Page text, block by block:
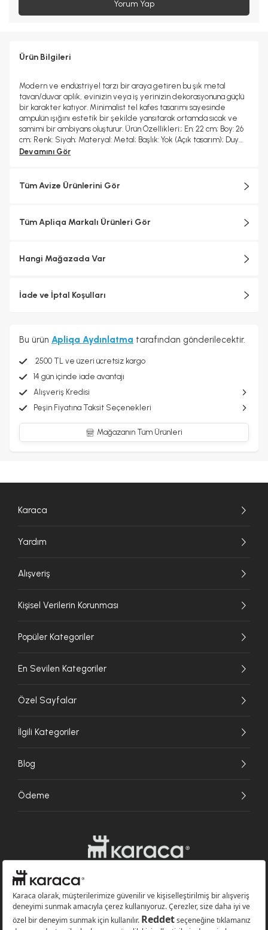
Yorum Yap
Ürün Bilgileri
Modern ve endüstriyel tarzı bir araya getiren bu şık metal
tavan/duvar aplik, evinizin veya iş yerinizin dekorasyonuna güçlü
bir karakter katıyor. Minimalist tel kafes tasarımı sayesinde
ampulün ışığını estetik bir şekilde yansıtarak ortamda sıcak ve
samimi bir ambiyans oluşturur. Ürün Özellikleri:; En: 22 cm; Boy: 26
cm; Renk: Siyah; Materyal: Metal; Başlık: Yok (Açık tasarım); Duy
Tipi: E-27; Ampul: Dahil değildir; Garanti: 2 yıl
Devamını Gör
Tüm Avize Ürünlerini Gör
Tüm Apliqa Markalı Ürünleri Gör
Hangi Mağazada Var
İade ve İptal Koşulları
Bu ürün Apliqa Aydınlatma tarafından gönderilecektir.
2500 TL ve üzeri ücretsiz kargo
14 gün içinde iade avantajı
Alışveriş Kredisi
Peşin Fiyatına Taksit Seçenekleri
Mağazanın Tüm Ürünleri
Karaca
Yardım
Alışveriş
Kişisel Verilerin Korunması
Popüler Kategoriler
En Sevilen Kategoriler
Özel Sayfalar
İlgili Kategoriler
Blog
Ödeme